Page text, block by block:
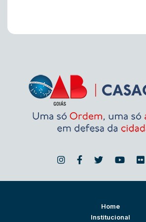
Home
Institucional